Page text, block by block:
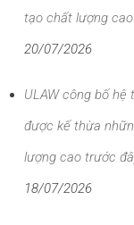
tạo chất lượng
20/07/2026
ULAW công bố
được kế thừa
lượng cao trước
18/07/2026